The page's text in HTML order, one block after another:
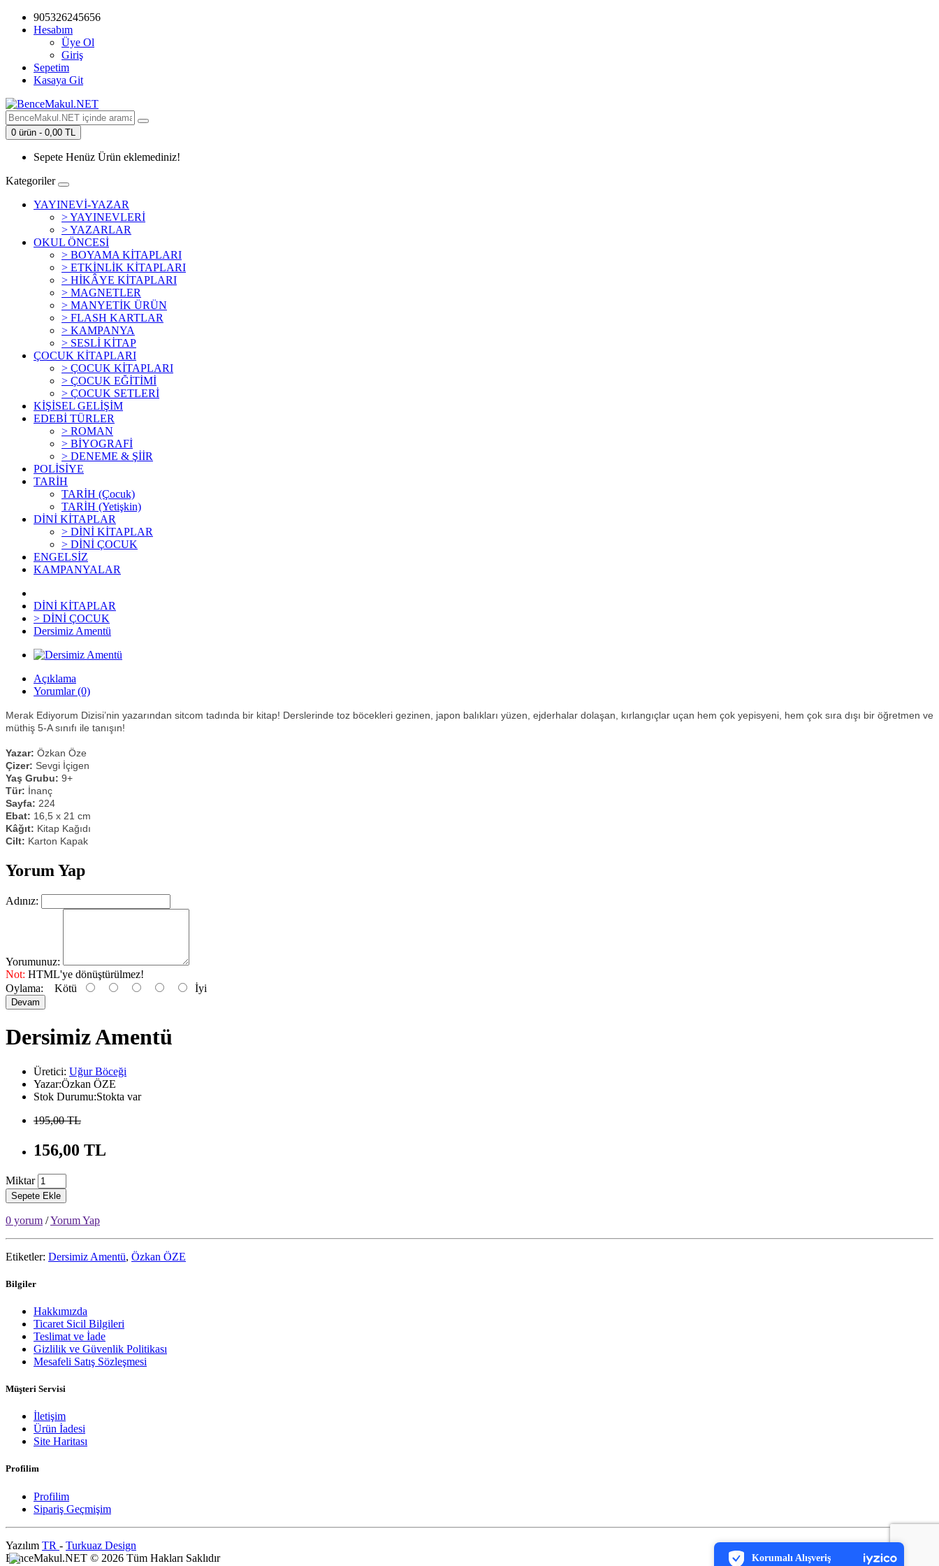
Korumalı Alışveriş
7/24 Canlı Destek
905326245656
Hesabım
Üye Ol
Giriş
Sepetim
Kasaya Git
0 ürün - 0,00 TL
Sepete Henüz Ürün eklemediniz!
Kategoriler
YAYINEVİ-YAZAR
> YAYINEVLERİ
> YAZARLAR
OKUL ÖNCESİ
> BOYAMA KİTAPLARI
> ETKİNLİK KİTAPLARI
> HİKÂYE KİTAPLARI
> MAGNETLER
> MANYETİK ÜRÜN
> FLASH KARTLAR
> KAMPANYA
> SESLİ KİTAP
ÇOCUK KİTAPLARI
> ÇOCUK KİTAPLARI
> ÇOCUK EĞİTİMİ
> ÇOCUK SETLERİ
KİŞİSEL GELİŞİM
EDEBİ TÜRLER
> ROMAN
> BİYOGRAFİ
> DENEME & ŞİİR
POLİSİYE
TARİH
TARİH (Çocuk)
TARİH (Yetişkin)
DİNİ KİTAPLAR
> DİNİ KİTAPLAR
> DİNİ ÇOCUK
ENGELSİZ
KAMPANYALAR
DİNİ KİTAPLAR
> DİNİ ÇOCUK
Dersimiz Amentü
Açıklama
Yorumlar (0)
Merak Ediyorum Dizisi’nin yazarından sitcom tadında bir kitap! Derslerinde toz böcekleri gezinen, japon balıkları yüzen, ejderhalar dolaşan, kırlangıçlar uçan hem çok yepisyeni, hem çok sıra dışı bir öğretmen ve
müthiş 5-A sınıfı ile tanışın!
Yazar: Özkan Öze
Çizer: Sevgi İçigen
Yaş Grubu: 9+
Tür: İnanç
Sayfa: 224
Ebat: 16,5 x 21 cm
Kâğıt: Kitap Kağıdı
Cilt: Karton Kapak
Yorum Yap
Adınız:
Yorumunuz:
Not: HTML'ye dönüştürülmez!
Oylama: Kötü İyi
Devam
Dersimiz Amentü
Üretici: Uğur Böceği
Yazar:Özkan ÖZE
Stok Durumu:Stokta var
195,00 TL
156,00 TL
Miktar
Sepete Ekle
0 yorum /Yorum Yap
Etiketler: Dersimiz Amentü, Özkan ÖZE
Bilgiler
Hakkımızda
Ticaret Sicil Bilgileri
Teslimat ve İade
Gizlilik ve Güvenlik Politikası
Mesafeli Satış Sözleşmesi
Müşteri Servisi
İletişim
Ürün İadesi
Site Haritası
Profilim
Profilim
Sipariş Geçmişim
Yazılım TR - Turkuaz Design
BenceMakul.NET © 2026 Tüm Hakları Saklıdır